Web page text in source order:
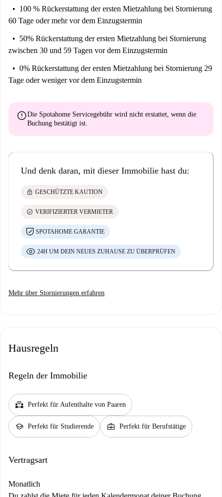
100 % Rückerstattung der ersten Mietzahlung bei Stornierung
60 Tage oder mehr vor dem Einzugstermin
50% Rückerstattung der ersten Mietzahlung bei Stornierung
zwischen 30 und 59 Tagen vor dem Einzugstermin
0% Rückerstattung der ersten Mietzahlung bei Stornierung 29
Tage oder weniger vor dem Einzugstermin
errorDie Spotahome Servicegebühr wird nicht erstattet, wenn die
Buchung bestätigt ist.
Und denk daran, mit dieser Immobilie hast du:
lock GESCHÜTZTE KAUTION
check_circle VERIFIZIERTER VERMIETER
SPOTAHOME GARANTIE
24H UM DEIN NEUES ZUHAUSE ZU ÜBERPRÜFEN
Mehr über Stornierungen erfahren
Hausregeln
Regeln der Immobilie
partner_heart Perfekt für Aufenthalte von Paaren
school Perfekt für Studierende business_center Perfekt für Berufstätige
Vertragsart
Monatlich